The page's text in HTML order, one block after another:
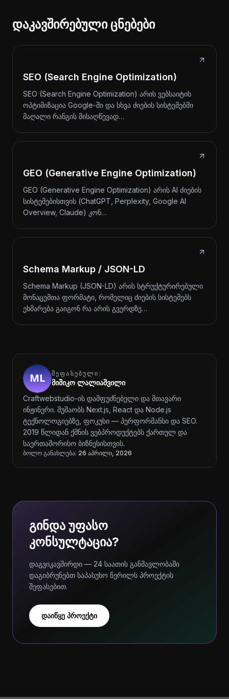
დაკავშირებული ცნებები
SEO (Search Engine Optimization)
SEO (Search Engine Optimization) არის ვებსაიტის
ოპტიმიზაცია Google-ში და სხვა ძიების სისტემებში
მაღალი რანგის მისაღწევად…
GEO (Generative Engine Optimization)
GEO (Generative Engine Optimization) არის AI ძიების
სისტემებისთვის (ChatGPT, Perplexity, Google AI
Overview, Claude) კონ…
Schema Markup / JSON-LD
Schema Markup (JSON-LD) არის სტრუქტურირებული
მონაცემთა ფორმატი, რომელიც ძიების სისტემებს
ეხმარება გაიგონ რა არის გვერდზე…
ᲨᲔᲤᲐᲡᲔᲑᲣᲚᲘ:
მიშიკო ლალიაშვილი
Craftwebstudio-ის დამფუძნებელი და მთავარი
ინჟინერი. მუშაობს Next.js, React და Node.js
ტექნოლოგიებზე, ფოკუსი — პერფორმანსი და SEO.
2019 წლიდან ქმნის ვებპროდუქტებს ქართულ და
საერთაშორისო ბიზნესისთვის.
ბოლო განახლება: 26 აპრილი, 2026
გინდა უფასო
კონსულტაცია?
დაგვიკავშირდი — 24 საათის განმავლობაში
დაგიბრუნებთ საპასუხო წერილს პროექტის
შეფასებით.
დაიწყე პროექტი